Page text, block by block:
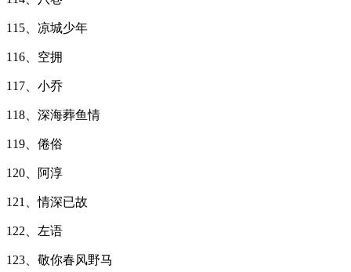
115、凉城少年
116、空拥
117、小乔
118、深海葬鱼情
119、倦俗
120、阿淳
121、情深已故
122、左语
123、敬你春风野马